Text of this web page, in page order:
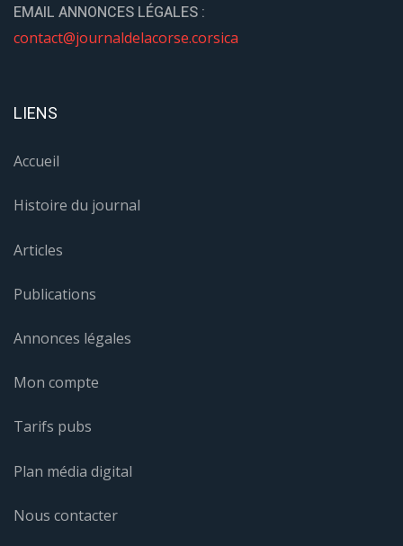
EMAIL ANNONCES LÉGALES :
contact@journaldelacorse.corsica
LIENS
Accueil
Histoire du journal
Articles
Publications
Annonces légales
Mon compte
Tarifs pubs
Plan média digital
Nous contacter